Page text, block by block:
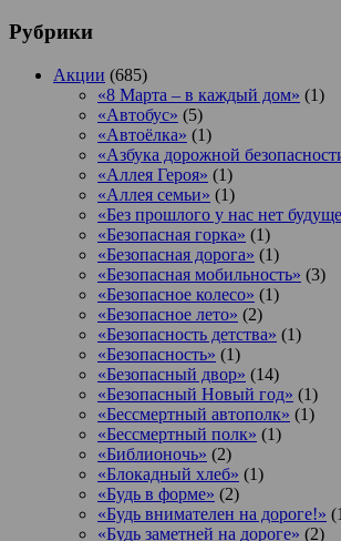
Рубрики
Акции (685)
«8 Марта – в каждый дом» (1)
«Автобус» (5)
«Автоёлка» (1)
«Азбука дорожной
«Аллея Героя» (1)
«Аллея семьи» (1)
«Без прошлого у нас нет
«Безопасная горка» (1)
«Безопасная дорога» (1)
«Безопасная мобильность» (3)
«Безопасное колесо» (1)
«Безопасное лето» (2)
«Безопасность детства» (1)
«Безопасность» (1)
«Безопасный двор» (14)
«Безопасный Новый год» (1)
«Бессмертный автополк» (1)
«Бессмертный полк» (1)
«Библионочь» (2)
«Блокадный хлеб» (1)
«Будь в форме» (2)
«Будь внимателен на дороге!»
«Будь заметней на дороге» (2)